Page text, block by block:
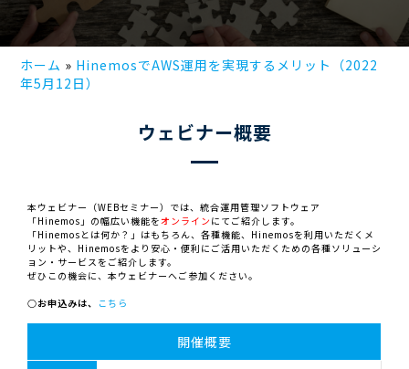
ホーム
HinemosでAWS運用を実現するメリット（2022
年5月12日）
ウェビナー概要
本ウェビナー（WEBセミナー）では、統合運用管理ソフトウェア
「Hinemos」の幅広い機能をオンライン にてご紹介します。
「Hinemosとは何か？」はもちろん、各種機能、Hinemosを利用いただくメ
リットや、Hinemosをより安心・便利にご活用いただくための各種ソリューシ
ョン・サービスをご紹介します。
ぜひこの機会に、本ウェビナーへご参加ください。
○お申込みは、 こちら
開催概要